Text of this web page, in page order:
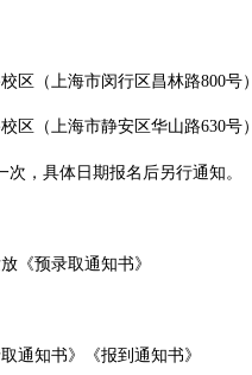
区（上海市闵行区昌林路800号）
区（上海市静安区华山路630号）
，具体日期报名后另行通知。
《预录取通知书》
通知书》《报到通知书》